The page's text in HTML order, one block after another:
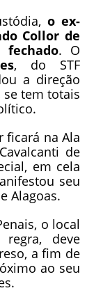
o ex-
Collor de
. O
, do STF
a direção
tem totais
ficará na Ala
de
em cela
seu
Alagoas.
o local
deve
a fim de
ao seu